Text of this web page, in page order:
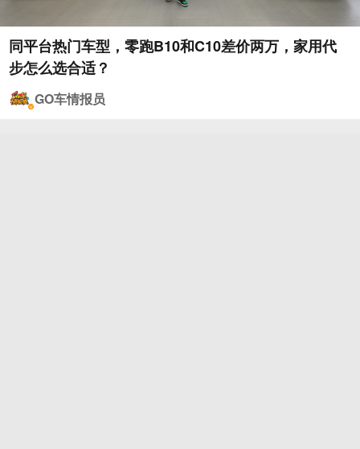
同平台热门车型，零跑B10和C10差价两万，家用代
步怎么选合适？
GO车情报员